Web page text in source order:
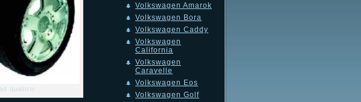
quattro
Volkswagen Amarok
Volkswagen Bora
Volkswagen Caddy
Volkswagen
California
Volkswagen
Caravelle
Volkswagen Eos
Volkswagen Golf